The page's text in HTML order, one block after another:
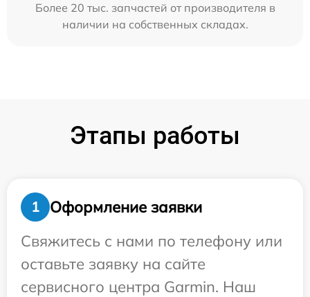
Более 20 тыс. запчастей от производителя в
наличии на собственных складах.
Этапы работы
1
Оформление заявки
Свяжитесь с нами по телефону или
оставьте заявку на сайте
сервисного центра Garmin. Наш